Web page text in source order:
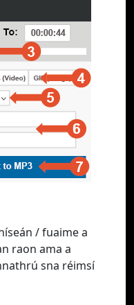
/ fuaime a
raon ama a
sna réimsí